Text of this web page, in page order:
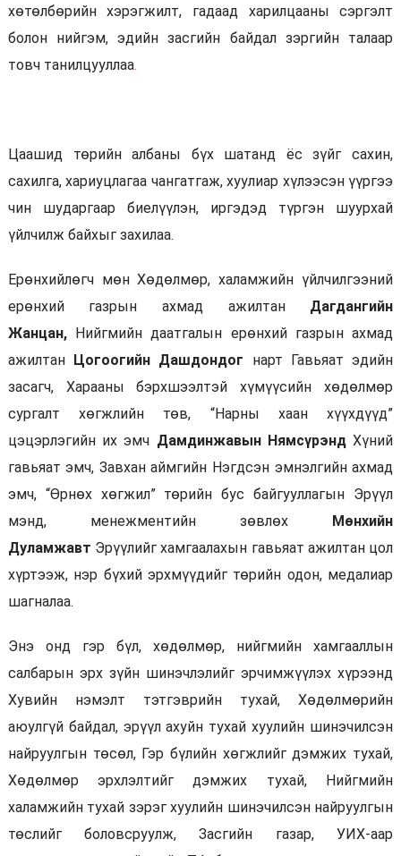
хөтөлбөрийн хэрэгжилт, гадаад харилцааны сэргэлт
болон нийгэм, эдийн засгийн байдал зэргийн талаар
товч танилцууллаа.
Цаашид төрийн албаны бүх шатанд ёс зүйг сахин,
сахилга, хариуцлагаа чангатгаж, хуулиар хүлээсэн үүргээ
чин шударгаар биелүүлэн, иргэдэд түргэн шуурхай
үйлчилж байхыг захилаа.
Ерөнхийлөгч мөн Хөдөлмөр, халамжийн үйлчилгээний
ерөнхий газрын ахмад ажилтан Дагдангийн
Жанцан,Нийгмийн даатгалын ерөнхий газрын ахмад
ажилтан Цогоогийн Дашдондог нарт Гавьяат эдийн
засагч, Харааны бэрхшээлтэй хүмүүсийн хөдөлмөр
сургалт хөгжлийн төв, “Нарны хаан хүүхдүүд”
цэцэрлэгийн их эмч Дамдинжавын НямсүрэндХүний
гавьяат эмч, Завхан аймгийн Нэгдсэн эмнэлгийн ахмад
эмч, “Өрнөх хөгжил” төрийн бус байгууллагын Эрүүл
мэнд, менежментийн зөвлөх Мөнхийн
Дуламжавт Эрүүлийг хамгаалахын гавьяат ажилтан цол
хүртээж, нэр бүхий эрхмүүдийг төрийн одон, медалиар
шагналаа.
Энэ онд гэр бүл, хөдөлмөр, нийгмийн хамгааллын
салбарын эрх зүйн шинэчлэлийг эрчимжүүлэх хүрээнд
Хувийн нэмэлт тэтгэврийн тухай, Хөдөлмөрийн
аюулгүй байдал, эрүүл ахуйн тухай хуулийн шинэчилсэн
найруулгын төсөл, Гэр бүлийн хөгжлийг дэмжих тухай,
Хөдөлмөр эрхлэлтийг дэмжих тухай, Нийгмийн
халамжийн тухай зэрэг хуулийн шинэчилсэн найруулгын
төслийг боловсруулж, Засгийн газар, УИХ-аар